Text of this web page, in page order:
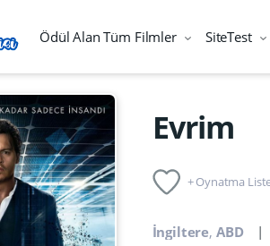
Ödül Alan Tüm Filmler SiteTest
Evrim
+ Oynatma
İngiltere, ABD